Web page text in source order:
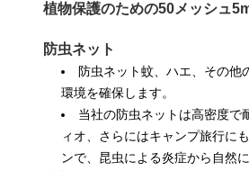
植物保護のための50メッシュ
防虫ネット
防虫ネット蚊、ハエ、その他
環境を確保します。
当社の防虫ネットは高密度で
ィオ、さらにはキャンプ旅行にも
ンで、昆虫による炎症から自然